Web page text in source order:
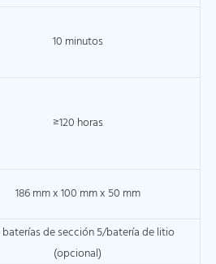
10 minutos
≥120 horas
186 mm x 100 mm x 50 mm
baterías de sección 5/batería de litio
(opcional)